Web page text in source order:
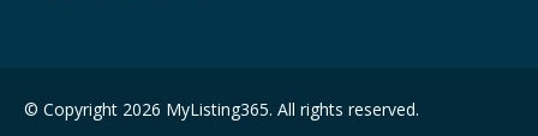
© Copyright 2026 MyListing365. All rights reserved.